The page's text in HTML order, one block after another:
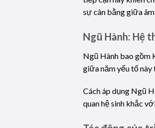
sự cân bằng giữa
Ngũ Hành: Hệ
Ngũ Hành bao gồm
giữa năm yếu tố này
Cách áp dụng Ngũ
quan hệ sinh khắc